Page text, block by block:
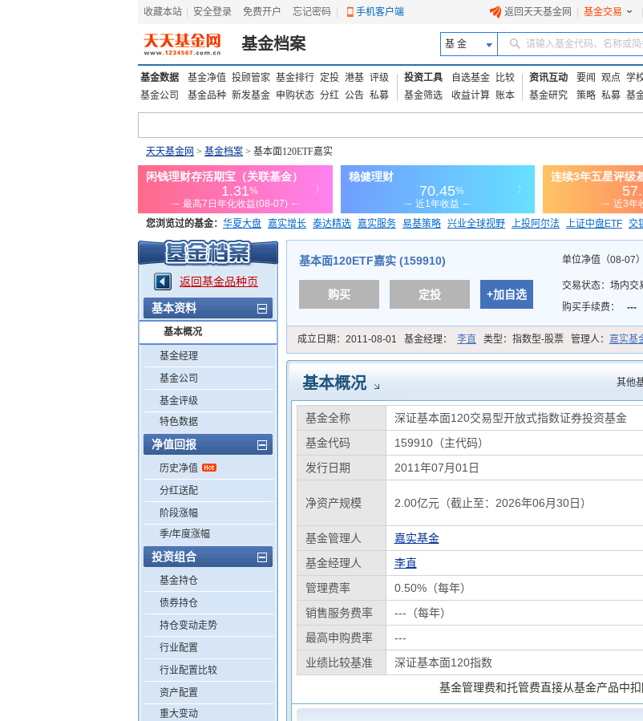
收藏本站 安全登录 免费开户 忘记密码 手机客户端 返回天天基金网 基金交易
基金档案 基 金 请输入基金代码、名称或简
基金数据 基金净值 投顾管家 基金排行 定投 港基 评级
基金公司
基金品种 新发基金 申购状态 分红 公告 私募
投资工具 自选基金
比较
基金筛选
收益计算 账本
资讯互动 要闻 观点 学
基金研究
策略 私募 基
天天基金网 > 基金档案 > 基本面120ETF嘉实
您浏览过的基金： 华夏大盘 嘉实增长 泰达精选 嘉实服务 易基策略 兴业全球视野 上投阿尔法 上证中盘ETF 交
添富优势 华安宏利 上证180价值ETF
返回基金品种页
基本资料
基本概况
基金经理
基金公司
基金评级
特色数据
净值回报
历史净值
分红送配
阶段涨幅
季/年度涨幅
投资组合
基金持仓
债券持仓
持仓变动走势
行业配置
行业配置比较
资产配置
重大变动
基本面120ETF嘉实 (159910)
购买 定投 +加自选
单位净值（08-07
交易状态： 场内交
购买手续费：
---
成立日期： 2011-08-01 基金经理： 李直 类型： 指数型-股票 管理人： 嘉实基
基本概况 其他
基金全称 深证基本面120交易型开放式指数证券投资基金
基金代码
159910（主代码）
发行日期
2011年07月01日
净资产规模 2.00亿元（截止至：2026年06月30日）
基金管理人
嘉实基金
基金经理人
李直
管理费率
0.50%（每年）
销售服务费率
---（每年）
最高申购费率
---
业绩比较基准
深证基本面120指数
基金管理费和托管费直接从基金产品中